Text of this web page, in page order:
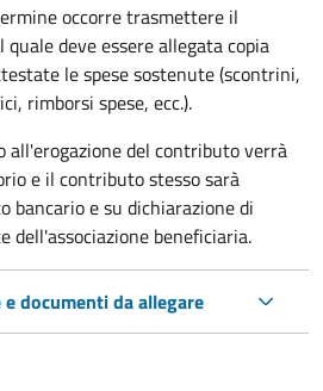
occorre trasmettere il
deve essere allegata copia
le spese sostenute (scontrini,
rimborsi spese, ecc.).
all'erogazione del contributo verrà
e il contributo stesso sarà
bancario e su dichiarazione di
dell'associazione beneficiaria.
documenti da allegare